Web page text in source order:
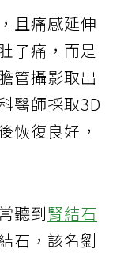
且痛感延伸
子痛，而是
管攝影取出
醫師採取3D
恢復良好，
聽到腎結石
石，該名劉